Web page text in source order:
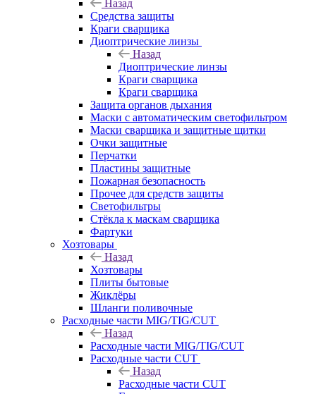
Назад
Средства защиты
Краги сварщика
Диоптрические линзы
Назад
Диоптрические линзы
Краги сварщика
Краги сварщика
Защита органов дыхания
Маски с автоматическим светофильтром
Маски сварщика и защитные щитки
Очки защитные
Перчатки
Пластины защитные
Пожарная безопасность
Прочее для средств защиты
Светофильтры
Стёкла к маскам сварщика
Фартуки
Хозтовары
Назад
Хозтовары
Плиты бытовые
Жиклёры
Шланги поливочные
Расходные части MIG/TIG/CUT
Назад
Расходные части MIG/TIG/CUT
Расходные части CUT
Назад
Расходные части CUT